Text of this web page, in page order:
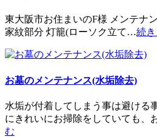
東大阪市お住まいのF様 メンテナ
家紋部分 灯籠(ローソク立て…続
お墓のメンテナンス(水垢除去)
水垢が付着してしまう事は避ける
にきれいにお掃除をしていても、
む